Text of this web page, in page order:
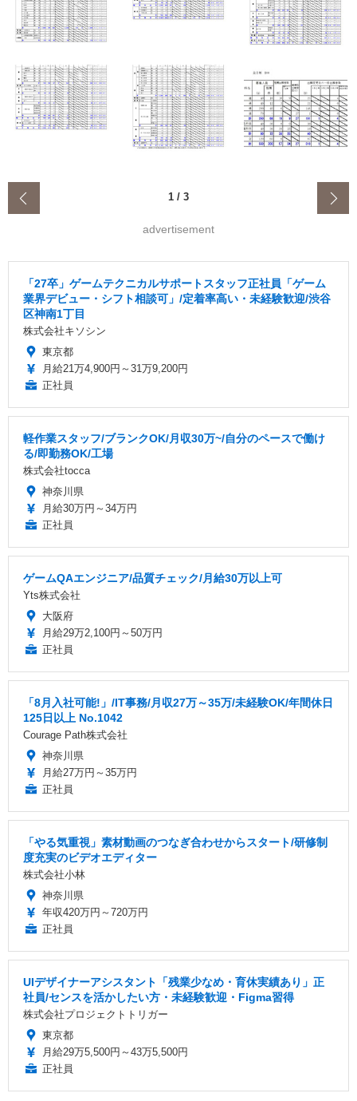
1 / 3
advertisement
「27卒」ゲームテクニカルサポートスタッフ正社員「ゲーム
業界デビュー・シフト相談可」/定着率高い・未経験歓迎/渋谷
区神南1丁目
株式会社キソシン
東京都
月給21万4,900円～31万9,200円
正社員
軽作業スタッフ/ブランクOK/月収30万~/自分のペースで働け
る/即勤務OK/工場
株式会社tocca
神奈川県
月給30万円～34万円
正社員
ゲームQAエンジニア/品質チェック/月給30万以上可
Yts株式会社
大阪府
月給29万2,100円～50万円
正社員
「8月入社可能!」/IT事務/月収27万～35万/未経験OK/年間休日
125日以上 No.1042
Courage Path株式会社
神奈川県
月給27万円～35万円
正社員
「やる気重視」素材動画のつなぎ合わせからスタート/研修制
度充実のビデオエディター
株式会社小林
神奈川県
年収420万円～720万円
正社員
UIデザイナーアシスタント「残業少なめ・育休実績あり」正
社員/センスを活かしたい方・未経験歓迎・Figma習得
株式会社プロジェクトトリガー
東京都
月給29万5,500円～43万5,500円
正社員